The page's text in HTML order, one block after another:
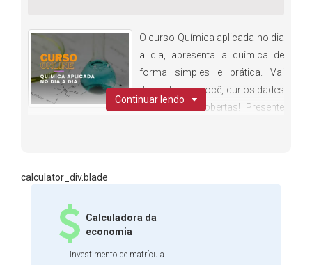
O curso Química aplicada no dia
a dia, apresenta a química de
forma simples e prática. Vai
despertar em você, curiosidades
e novas descobertas! Presente
pela vida. A química participa da composição de todos os
a manutenção da rotina, o equilíbrio ambiental. Na parte
da alimentação, a química é agente de transformações
necessárias, formando e renovando biomoléculas e
Continuar lendo
calculator_div.blade
Calculadora da
economia
Investimento de matrícula